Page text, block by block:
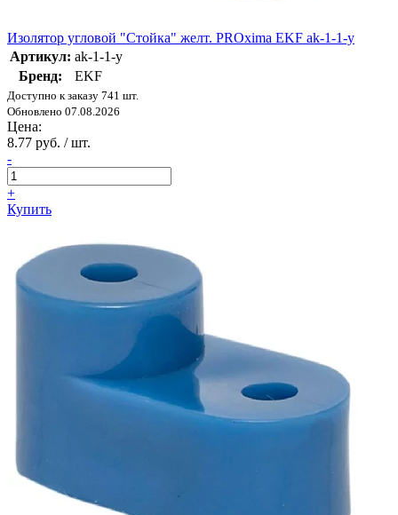
Изолятор угловой "Стойка" желт. PROxima EKF ak-1-1-y
Артикул: ak-1-1-y
Бренд:
EKF
Доступно к заказу 741 шт.
Обновлено 07.08.2026
Цена:
8.77 руб. / шт.
-
+
Купить